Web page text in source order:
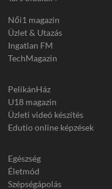
Női1 magazin
Üzlet & Utazás
Ingatlan FM
TechMagazin
PelikánHáz
U18 magazin
Üzleti videó készítés
Edutio online képzések
Egészség
Életmód
Szépségápolás